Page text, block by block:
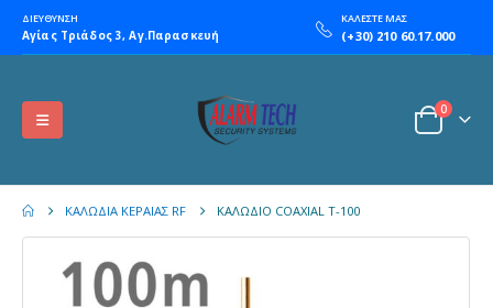
ΔΙΕΥΘΥΝΣΗ
Αγίας Τριάδος 3, Αγ.Παρασκευή
ΚΑΛΕΣΤΕ ΜΑΣ
(+30) 210 60.17.000
0
ΚΑΛΏΔΙΑ ΚΕΡΑΊΑΣ RF ΚΑΛΩΔΙΟ COAXIAL T-100